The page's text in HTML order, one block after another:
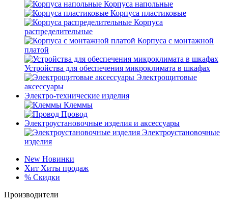
Корпуса напольные
Корпуса пластиковые
Корпуса
распределительные
Корпуса с монтажной
платой
Устройства для обеспечения микроклимата в шкафах
Электрощитовые
аксессуары
Электро-технические изделия
Клеммы
Провод
Электроустановочные изделия и аксессуары
Электроустановочные
изделия
New Новинки
Хит Хиты продаж
% Скидки
Производители